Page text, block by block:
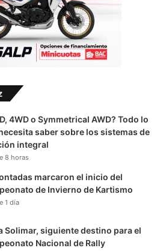
4WD o Symmetrical AWD? Todo lo
saber sobre los sistemas de
integral
8 horas
marcaron el inicio del
de Invierno de Kartismo
1 día
Solimar, siguiente destino para el
Nacional de Rally